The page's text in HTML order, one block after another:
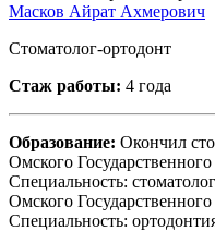
Масков Айрат Ахмерович
Стоматолог-ортодонт
Стаж работы: 4 года
Образование: Окончил
Омского
Специальность:
Омского
Специальность: